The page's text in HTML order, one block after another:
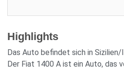
Highlights
Das Auto befindet sich in Sizilien/
Der Fiat 1400 A ist ein Auto, das